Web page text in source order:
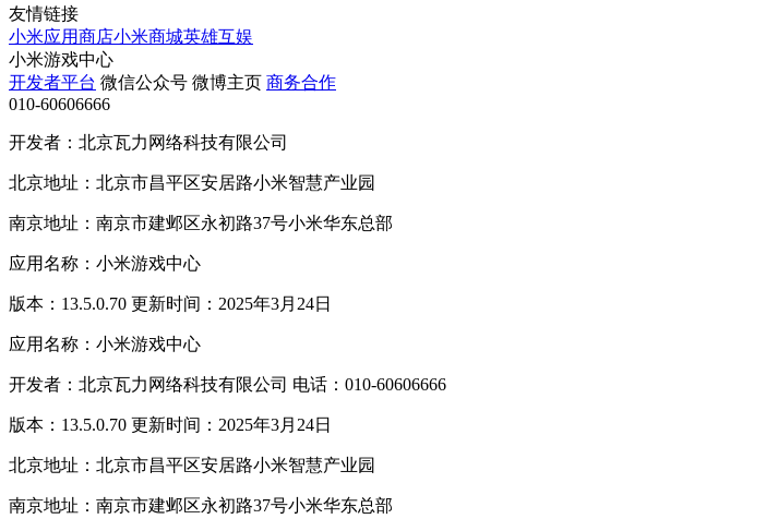
友情链接
小米应用商店小米商城英雄互娱
小米游戏中心
开发者平台 微信公众号 微博主页 商务合作
010-60606666
开发者：北京瓦力网络科技有限公司
北京地址：北京市昌平区安居路小米智慧产业园
南京地址：南京市建邺区永初路37号小米华东总部
应用名称：小米游戏中心
版本：13.5.0.70 更新时间：2025年3月24日
应用名称：小米游戏中心
开发者：北京瓦力网络科技有限公司 电话：010-60606666
版本：13.5.0.70 更新时间：2025年3月24日
北京地址：北京市昌平区安居路小米智慧产业园
南京地址：南京市建邺区永初路37号小米华东总部